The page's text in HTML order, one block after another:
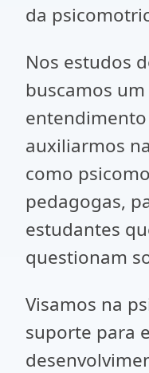
da
Nos estudos
buscamos
auxiliarmos
como
pedagogas,
estudantes
questionam
Visamos na
suporte para